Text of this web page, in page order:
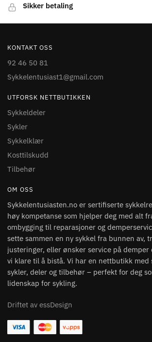
Sikker betaling
KONTAKT OSS
92 46 50 81
Sykkelentusiast1@gmail.com
UTFORSK NETTBUTIKKEN
Sykkeldeler
Sykler
Sykkelklær
Kosttilskudd
Tilbehør
OM OSS
Sykkelentusiasten.no er sertifiserte
høy kompetanse som hjelper deg med alt
ombygging til reparasjoner og
sette sammen en ny sykkel fra bunnen av,
justeringer, eller ønsker service på demper
vi klare til å bistå. Vi har en nettbutikk med
sykler, deler og tilbehør – perfekt for deg
lidenskap for sykling.
Driftet av essDesign